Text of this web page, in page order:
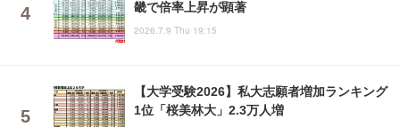
畿で倍率上昇が顕著
2026.7.9 Thu 19:15
【大学受験2026】私大志願者増加ランキング
1位「桜美林大」2.3万人増